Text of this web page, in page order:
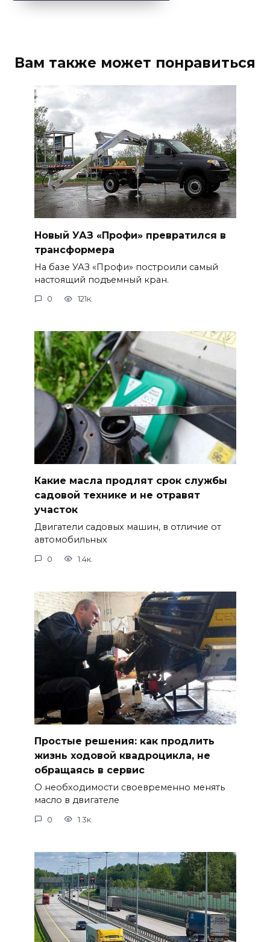
Вам также может понравиться
Новый УАЗ «Профи» превратился в
трансформера
На базе УАЗ «Профи» построили самый
настоящий подъемный кран.
0 121к.
Какие масла продлят срок службы
садовой технике и не отравят
участок
Двигатели садовых машин, в отличие от
автомобильных
0 1.4к.
Простые решения: как продлить
жизнь ходовой квадроцикла, не
обращаясь в сервис
О необходимости своевременно менять
масло в двигателе
0 1.3к.